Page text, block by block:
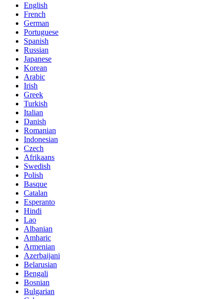
English
French
German
Portuguese
Spanish
Russian
Japanese
Korean
Arabic
Irish
Greek
Turkish
Italian
Danish
Romanian
Indonesian
Czech
Afrikaans
Swedish
Polish
Basque
Catalan
Esperanto
Hindi
Lao
Albanian
Amharic
Armenian
Azerbaijani
Belarusian
Bengali
Bosnian
Bulgarian